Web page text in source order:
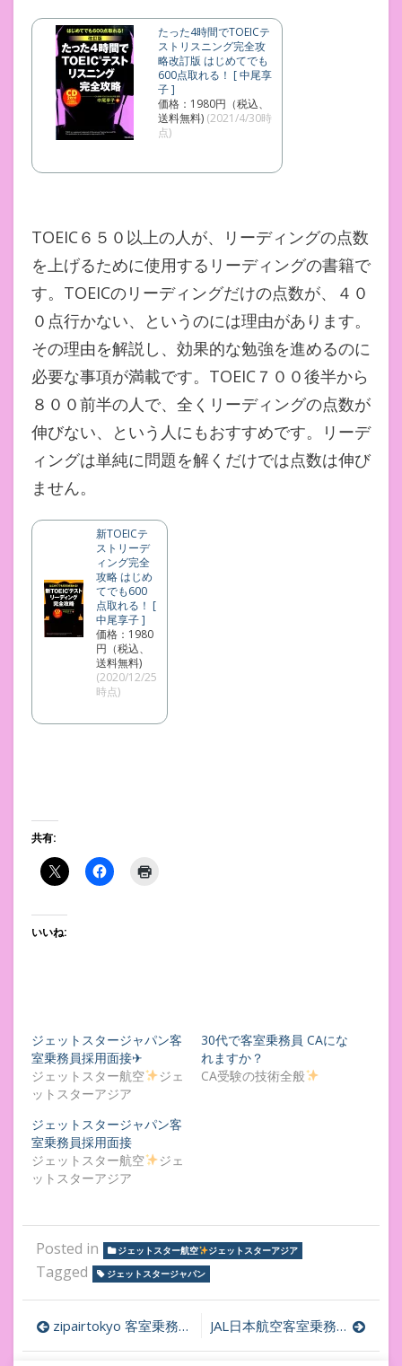
たった4時間でTOEICテ
ストリスニング完全攻
略改訂版 はじめてでも
600点取れる！ [ 中尾享
子 ]
価格：1980円（税込、
送料無料) (2021/4/30時
点)
TOEIC６５０以上の人が、リーディングの点数
を上げるために使用するリーディングの書籍で
す。TOEICのリーディングだけの点数が、４０
０点行かない、というのには理由があります。
その理由を解説し、効果的な勉強を進めるのに
必要な事項が満載です。TOEIC７００後半から
８００前半の人で、全くリーディングの点数が
伸びない、という人にもおすすめです。リーデ
ィングは単純に問題を解くだけでは点数は伸び
ません。
新TOEICテ
ストリーデ
ィング完全
攻略 はじめ
てでも600
点取れる！ [
中尾享子 ]
価格：1980
円（税込、
送料無料)
(2020/12/25
時点)
共有:
いいね:
ジェットスタージャパン客
室乗務員採用面接✈
ジェットスター航空
ジェ
ットスターアジア
30代で客室乗務員 CAにな
れますか？
CA受験の技術全般
ジェットスタージャパン客
室乗務員採用面接
ジェットスター航空
ジェ
ットスターアジア
Posted in ジェットスター航空 ジェットスターアジア
Tagged ジェットスタージャパン
投zipairtokyo 客室乗務員採用✈︎エントリー始まる JAL日本航空客室乗務員採用オンライン面接終了２次面接へ